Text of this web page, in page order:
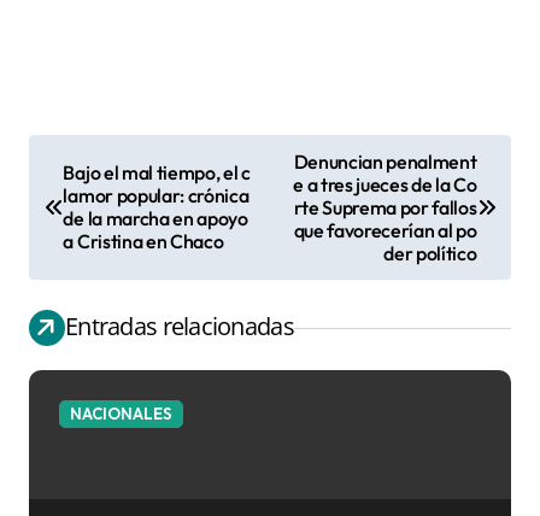
e
g
Bajo el mal tiempo, el c
lamor popular: crónica
de la marcha en apoyo
a Cristina en Chaco
Denuncian penalment
e a tres jueces de la Co
rte Suprema por fallos
que favorecerían al po
der político
Entradas relacionadas
NACIONALES